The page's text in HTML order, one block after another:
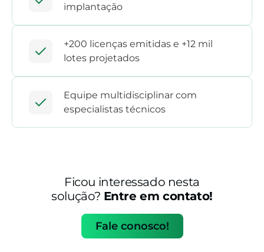
implantação
+200 licenças emitidas e +12 mil
lotes projetados
Equipe multidisciplinar com
especialistas técnicos
Ficou interessado nesta
solução? Entre em contato!
Fale conosco!